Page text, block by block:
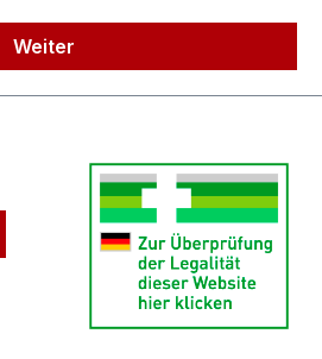
Weiter